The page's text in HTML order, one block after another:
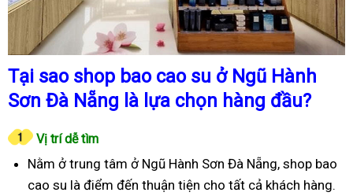
Tại sao shop bao cao su ở Ngũ Hành
Sơn Đà Nẵng là lựa chọn hàng đầu?
Vị trí dễ tìm
Nằm ở trung tâm ở Ngũ Hành Sơn Đà Nẵng, shop bao
cao su là điểm đến thuận tiện cho tất cả khách hàng.